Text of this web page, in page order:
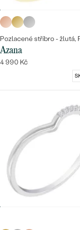
Pozlacené stříbro - žlutá,
Azana
4 990 Kč